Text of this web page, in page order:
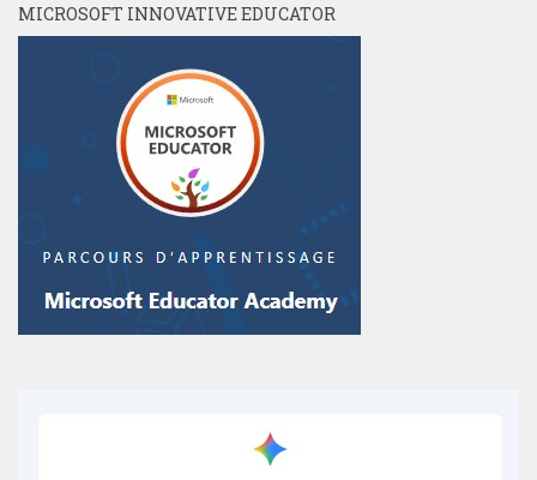
MICROSOFT INNOVATIVE EDUCATOR